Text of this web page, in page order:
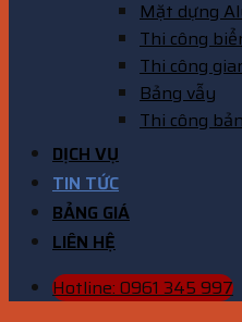
Mặt dựng
Thi công
Thi công
Bảng vẫy
Thi công
DỊCH VỤ
TIN TỨC
BẢNG GIÁ
LIÊN HỆ
Hotline: 0961 345 997